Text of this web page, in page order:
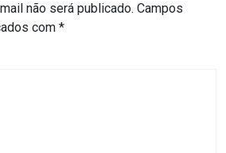
não será publicado. Campos
com *